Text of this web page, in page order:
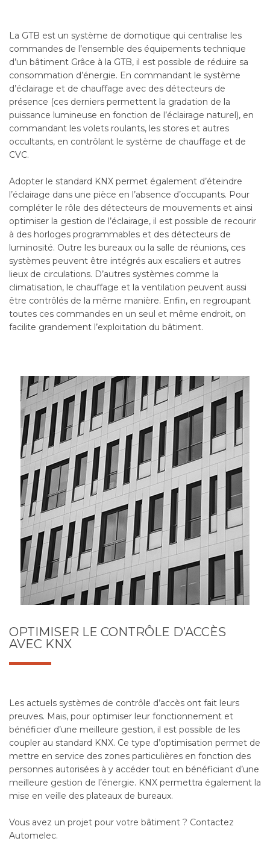
La GTB est un système de domotique qui centralise les
commandes de l’ensemble des équipements technique
d’un bâtiment Grâce à la GTB, il est possible de réduire sa
consommation d’énergie. En commandant le système
d’éclairage et de chauffage avec des détecteurs de
présence (ces derniers permettent la gradation de la
puissance lumineuse en fonction de l’éclairage naturel), en
commandant les volets roulants, les stores et autres
occultants, en contrôlant le système de chauffage et de
CVC.
Adopter le standard KNX permet également d’éteindre
l’éclairage dans une pièce en l’absence d’occupants. Pour
compléter le rôle des détecteurs de mouvements et ainsi
optimiser la gestion de l’éclairage, il est possible de recourir
à des horloges programmables et des détecteurs de
luminosité. Outre les bureaux ou la salle de réunions, ces
systèmes peuvent être intégrés aux escaliers et autres
lieux de circulations. D’autres systèmes comme la
climatisation, le chauffage et la ventilation peuvent aussi
être contrôlés de la même manière. Enfin, en regroupant
toutes ces commandes en un seul et même endroit, on
facilite grandement l’exploitation du bâtiment.
OPTIMISER LE CONTRÔLE D’ACCÈS
AVEC KNX
Les actuels systèmes de contrôle d’accès ont fait leurs
preuves. Mais, pour optimiser leur fonctionnement et
bénéficier d’une meilleure gestion, il est possible de les
coupler au standard KNX. Ce type d’optimisation permet de
mettre en service des zones particulières en fonction des
personnes autorisées à y accéder tout en bénéficiant d’une
meilleure gestion de l’énergie. KNX permettra également la
mise en veille des plateaux de bureaux.
Vous avez un projet pour votre bâtiment ? Contactez
Automelec.